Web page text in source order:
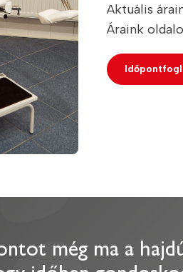
Aktuális
Áraink
még ma a